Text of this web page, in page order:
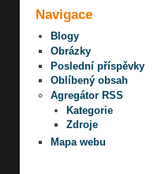
Navigace
Blogy
Obrázky
Poslední příspěvky
Oblíbený obsah
Agregátor RSS
Kategorie
Zdroje
Mapa webu